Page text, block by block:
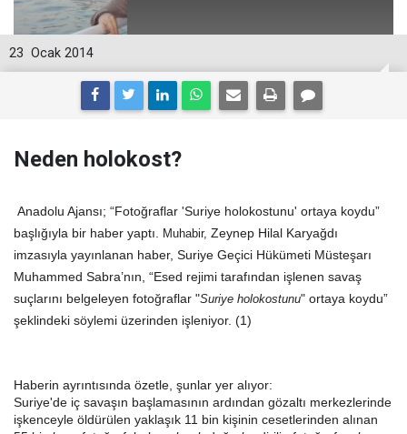
23 Ocak 2014
Neden holokost?
Anadolu Ajansı; “Fotoğraflar 'Suriye holokostunu' ortaya koydu”
başlığıyla bir haber yaptı.
Muhabir, Zeynep Hilal Karyağdı
imzasıyla yayınlanan haber, Suriye Geçici Hükümeti Müsteşarı
Muhammed Sabra’nın, “Esed rejimi tarafından işlenen savaş
suçlarını belgeleyen fotoğraflar "Suriye holokostunu" ortaya koydu”
şeklindeki söylemi üzerinden işleniyor. (1)
Haberin ayrıntısında özetle, şunlar yer alıyor:
Suriye'de iç savaşın başlamasının ardından gözaltı merkezlerinde
işkenceyle öldürülen yaklaşık 11 bin kişinin cesetlerinden alınan